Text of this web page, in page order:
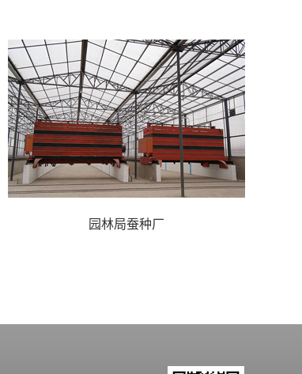
园林局蚕种厂